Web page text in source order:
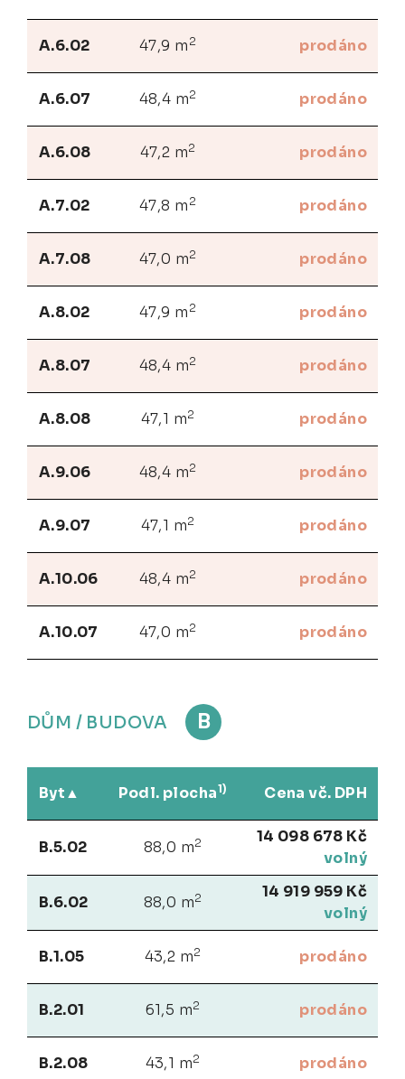
A.6.02 47,9 m 2 prodáno
A.6.07 48,4 m2 prodáno
A.6.08 47,2 m2 prodáno
A.7.02 47,8 m 2 prodáno
A.7.08 47,0 m2 prodáno
A.8.02 47,9 m 2 prodáno
A.8.07 48,4 m2 prodáno
A.8.08 47,1 m2 prodáno
A.9.06 48,4 m2 prodáno
A.9.07 47,1 m2 prodáno
A.10.06 48,4 m2 prodáno
A.10.07 47,0 m2 prodáno
DŮM / BUDOVA B
Byt Podl. plocha1) Cena vč. DPH
B.5.02 88,0 m2
14 098 678 Kč
volný
B.6.02 88,0 m2
14 919 959 Kč
volný
B.1.05 43,2 m2 prodáno
B.2.01 61,5 m2 prodáno
B.2.08 43,1 m2 prodáno